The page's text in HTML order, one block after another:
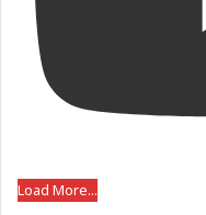
Load More...